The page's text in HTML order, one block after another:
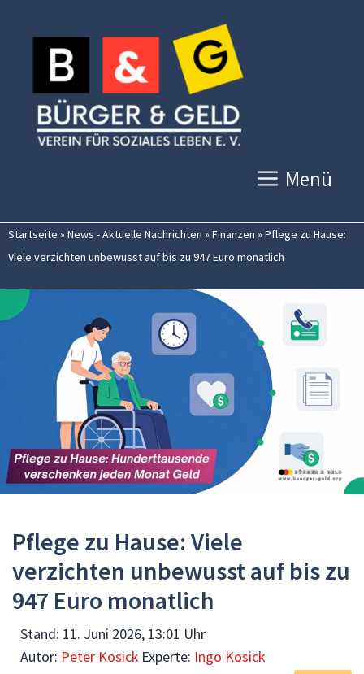
Inhalt
springen
Menü
Startseite » News - Aktuelle Nachrichten » Finanzen » Pflege zu Hause:
Viele verzichten unbewusst auf bis zu 947 Euro monatlich
Pflege zu Hause: Viele
verzichten unbewusst auf bis zu
947 Euro monatlich
Stand: 11. Juni 2026, 13:01 Uhr
Autor: Peter Kosick Experte: Ingo Kosick